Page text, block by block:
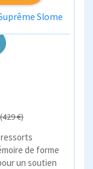
Slome
(429 €)
de forme
un soutien